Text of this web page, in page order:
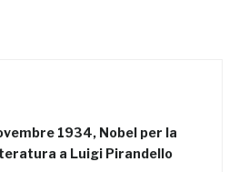
1934, Nobel per la
a Luigi Pirandello